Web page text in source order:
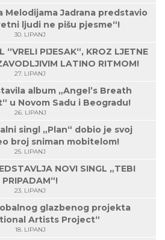
Melodijama Jadrana predstavio
ljudi ne pišu pjesme“!
30. LIPANJ
“VRELI PIJESAK“, KROZ LJETNE
LATINO RITMOM!
27. LIPANJ
album „Angel’s Breath
u Novom Sadu i Beogradu!
26. LIPANJ
singl „Plan“ dobio je svoj
broj sniman mobitelom!
25. LIPANJ
NOVI SINGL „TEBI
PRIPADAM“!
23. LIPANJ
glazbenog projekta
Artists Project“
18. LIPANJ